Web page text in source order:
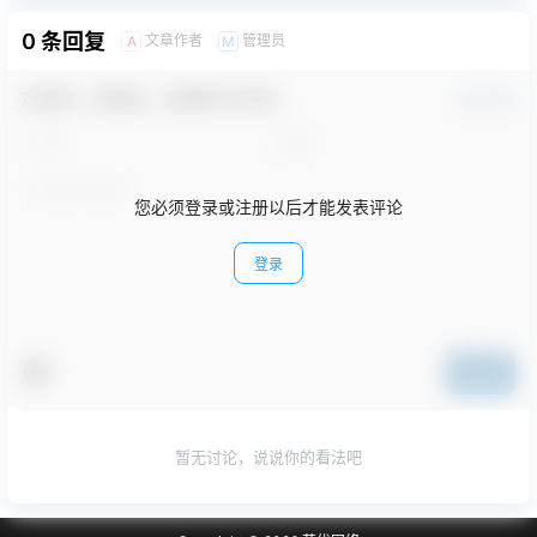
0 条回复 A 文章作者 M 管理员
您必须登录或注册以后才能发表评论
登录
暂无讨论，说说你的看法吧